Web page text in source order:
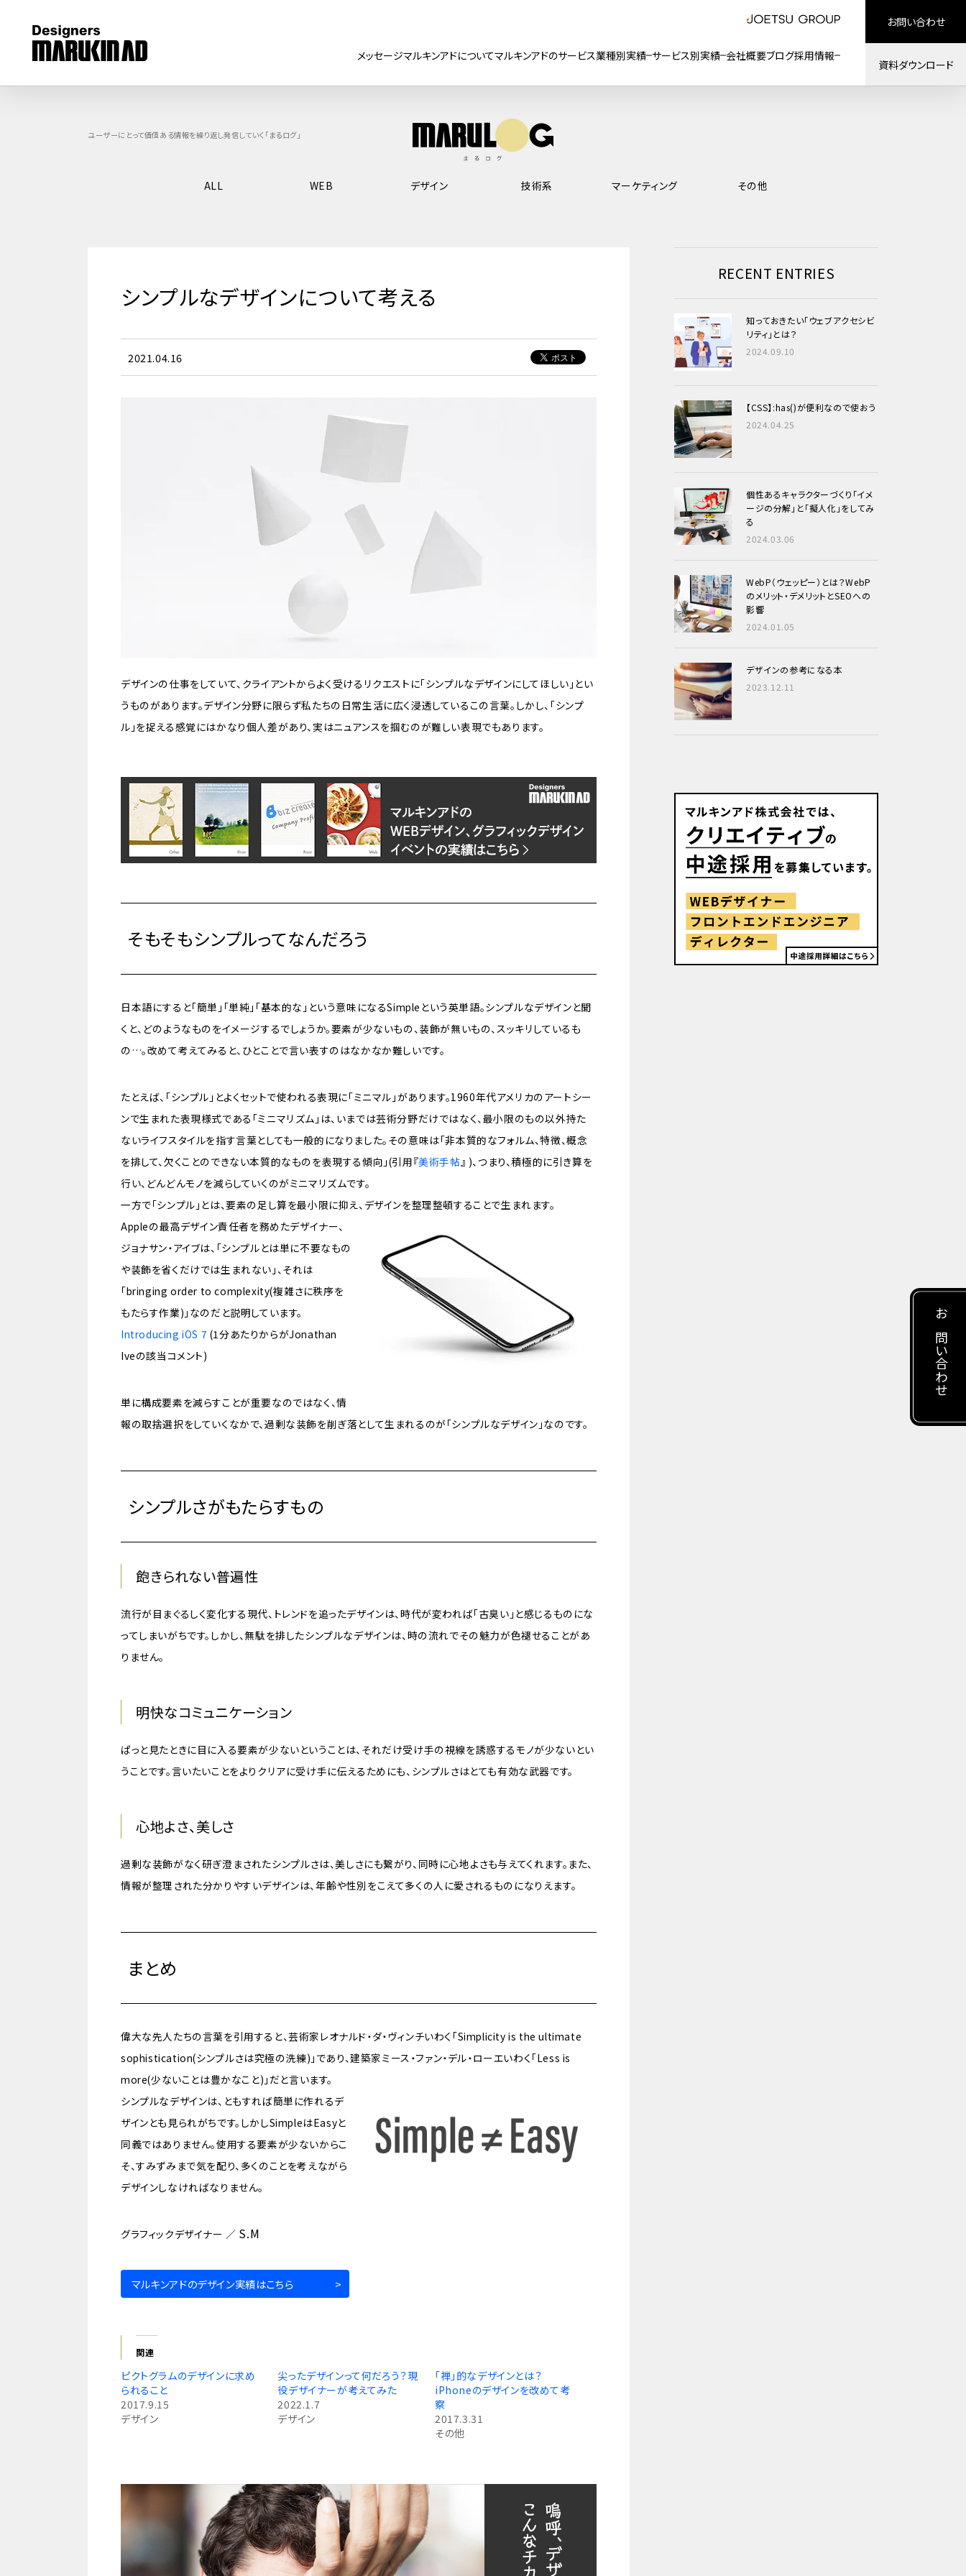
メッセージマルキンアドについてマルキンアドのサービス業種別実績 サービス別実績 会社概要ブログ採用情報
お問い合わせ
資料ダウンロード
お問い合わせ
ユーザーにとって価値ある情報を繰り返し発信していく「まるログ」
ALL WEB デザイン 技術系 マーケティング その他
シンプルなデザインについて考える
2021.04.16
デザインの仕事をしていて、クライアントからよく受けるリクエストに「シンプルなデザインにしてほしい」とい
うものがあります。デザイン分野に限らず私たちの日常生活に広く浸透しているこの言葉。しかし、「シンプ
ル」を捉える感覚にはかなり個人差があり、実はニュアンスを掴むのが難しい表現でもあります。
そもそもシンプルってなんだろう
日本語にすると「簡単」「単純」「基本的な」という意味になるSimpleという英単語。シンプルなデザインと聞
くと、どのようなものをイメージするでしょうか。要素が少ないもの、装飾が無いもの、スッキリしているも
の…。改めて考えてみると、ひとことで言い表すのはなかなか難しいです。
たとえば、「シンプル」とよくセットで使われる表現に「ミニマル」があります。1960年代アメリカのアートシー
ンで生まれた表現様式である「ミニマリズム」は、いまでは芸術分野だけではなく、最小限のもの以外持た
ないライフスタイルを指す言葉としても一般的になりました。その意味は「非本質的なフォルム、特徴、概念
を排して、欠くことのできない本質的なものを表現する傾向」(引用『美術手帖』 )、つまり、積極的に引き算を
行い、どんどんモノを減らしていくのがミニマリズムです。
一方で「シンプル」とは、要素の足し算を最小限に抑え、デザインを整理整頓することで生まれます。
Appleの最高デザイン責任者を務めたデザイナー、
ジョナサン・アイブは、「シンプルとは単に不要なもの
や装飾を省くだけでは生まれない」、それは
「bringing order to complexity(複雑さに秩序を
もたらす作業)」なのだと説明しています。
Introducing iOS 7 (1分あたりからがJonathan
Iveの該当コメント)
単に構成要素を減らすことが重要なのではなく、情
報の取捨選択をしていくなかで、過剰な装飾を削ぎ落として生まれるのが「シンプルなデザイン」なのです。
シンプルさがもたらすもの
飽きられない普遍性
流行が目まぐるしく変化する現代、トレンドを追ったデザインは、時代が変われば「古臭い」と感じるものにな
ってしまいがちです。しかし、無駄を排したシンプルなデザインは、時の流れでその魅力が色褪せることがあ
りません。
明快なコミュニケーション
ぱっと見たときに目に入る要素が少ないということは、それだけ受け手の視線を誘惑するモノが少ないとい
うことです。言いたいことをよりクリアに受け手に伝えるためにも、シンプルさはとても有効な武器です。
心地よさ、美しさ
過剰な装飾がなく研ぎ澄まされたシンプルさは、美しさにも繋がり、同時に心地よさも与えてくれます。また、
情報が整理された分かりやすいデザインは、年齢や性別をこえて多くの人に愛されるものになりえます。
まとめ
偉大な先人たちの言葉を引用すると、芸術家レオナルド・ダ・ヴィンチいわく「Simplicity is the ultimate
sophistication(シンプルさは究極の洗練)」であり、建築家ミース・ファン・デル・ローエいわく「Less is
more(少ないことは豊かなこと)」だと言います。
シンプルなデザインは、ともすれば簡単に作れるデ
ザインとも見られがちです。しかしSimpleはEasyと
同義ではありません。使用する要素が少ないからこ
そ、すみずみまで気を配り、多くのことを考えながら
デザインしなければなりません。
グラフィックデザイナー ／ S.M
マルキンアドのデザイン実績はこちら
関連
ピクトグラムのデザインに求め
られること
2017.9.15
デザイン
尖ったデザインって何だろう？現
役デザイナーが考えてみた
2022.1.7
デザイン
「禅」的なデザインとは？
iPhoneのデザインを改めて考
察
2017.3.31
その他
RECENT ENTRIES
知っておきたい「ウェブアクセシビ
リティ」とは？
2024.09.10
【CSS】:has()が便利なので使おう
2024.04.25
個性あるキャラクターづくり 「イメ
ージの分解」と「擬人化」をしてみ
る
2024.03.06
WebP（ウェッピー）とは？WebP
のメリット・デメリットとSEOへの
影響
2024.01.05
デザインの参考になる本
2023.12.11